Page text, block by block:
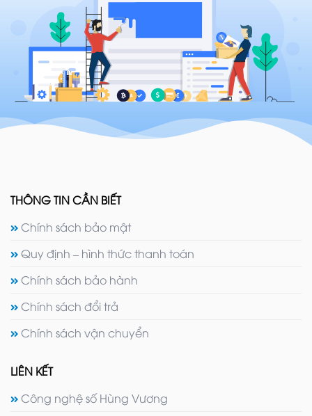
THÔNG TIN CẦN BIẾT
Chính sách bảo mật
Quy định – hình thức thanh toán
Chính sách bảo hành
Chính sách đổi trả
Chính sách vận chuyển
LIÊN KẾT
Công nghệ số Hùng Vương